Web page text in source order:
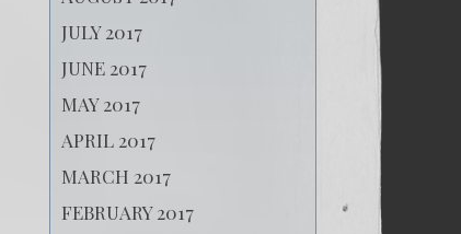
JULY 2017
JUNE 2017
MAY 2017
APRIL 2017
MARCH 2017
FEBRUARY 2017